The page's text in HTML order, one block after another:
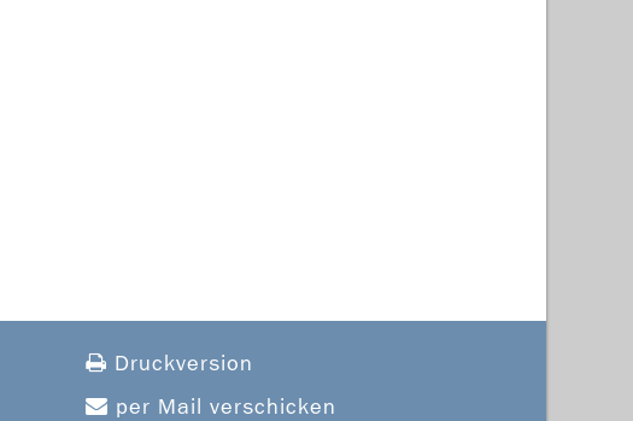
Druckversion
per Mail verschicken